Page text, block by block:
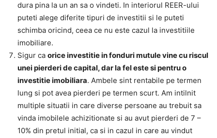
dura pina la un an sa o vindeti. In interiorul REER-ului
puteti alege diferite tipuri de investitii si le puteti
schimba oricind, ceea ce nu este cazul la investitiile
imobiliare.
Sigur ca orice investitie in fonduri mutule vine cu riscul
unei pierderi de capital, dar la fel estesi pentru o
investitie imobiliara. Ambele sint rentabile pe termen
lung si pot avea pierderi pe termen scurt. Am intilnit
multiple situatii in care diverse persoane au trebuit sa
vinda imobilele achizitionate si au avut pierderi de 7 –
10% din pretul initial, ca si in cazul in care au vindut